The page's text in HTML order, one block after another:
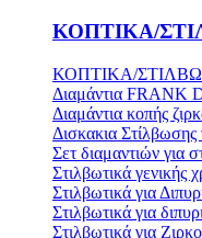
ΚΟΠΤΙΚΑ/
ΚΟΠΤΙΚΑ/
Διαμάντια FRANK
Διαμάντια κοπής
Δισκακια Στίλβωσης
Σετ διαμαντιών για
Στιλβωτικά γενικής
Στιλβωτικά για
Στιλβωτικά για
Στιλβωτικά για